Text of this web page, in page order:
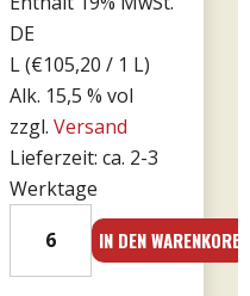
DE
L (€105,20 / 1 L)
Alk. 15,5 % vol
zzgl. Versand
Lieferzeit: ca. 2-3
Werktage
Amarone
Cá
IN DEN WARENKORB